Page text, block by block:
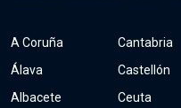
A Coruña
Álava
Albacete
Cantabria
Castellón
Ceuta